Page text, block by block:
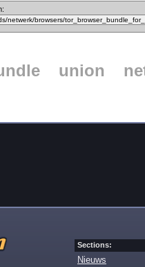
union
Sections:
Nieuws